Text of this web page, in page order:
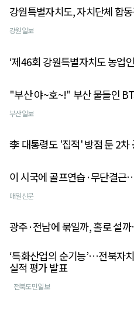
강원특별자치도, 자치단체 합
강원일보
‘제46회 강원특별자치도 농업
"부산 야~호~!" 부산 물들인
부산일보
李 대통령도 '집적' 방점 둔 2차
이 시국에 골프연습·무단결근
매일신문
광주·전남에 묶일까, 홀로 설
‘특화산업의 순기능’…전북자
실적 평가 발표
전북도민일보